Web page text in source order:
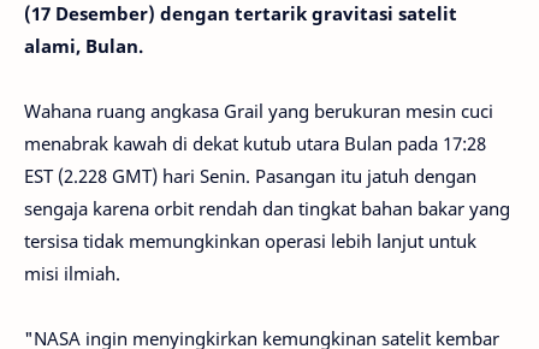
(17 Desember) dengan tertarik gravitasi satelit
alami, Bulan.
Wahana ruang angkasa Grail yang berukuran mesin cuci
menabrak kawah di dekat kutub utara Bulan pada 17:28
EST (2.228 GMT) hari Senin. Pasangan itu jatuh dengan
sengaja karena orbit rendah dan tingkat bahan bakar yang
tersisa tidak memungkinkan operasi lebih lanjut untuk
misi ilmiah.
"NASA ingin menyingkirkan kemungkinan satelit kembar